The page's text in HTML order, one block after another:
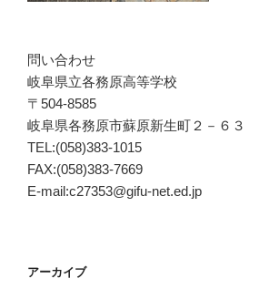
問い合わせ
岐阜県立各務原高等学校
〒504-8585
岐阜県各務原市蘇原新生町２－６３
TEL:(058)383-1015
FAX:(058)383-7669
E-mail:c27353@gifu-net.ed.jp
アーカイブ